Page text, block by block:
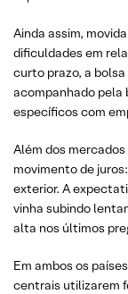
Ainda assim,
dificuldades em
curto prazo, a
acompanhado pela
específicos com
Além dos
movimento de
exterior. A
vinha subindo
alta nos últimos
Em ambos os
centrais utilizarem